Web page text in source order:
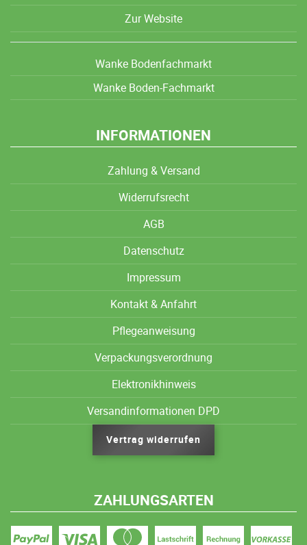
Zur Website
Wanke Bodenfachmarkt
Wanke Boden-Fachmarkt
INFORMATIONEN
Zahlung & Versand
Widerrufsrecht
AGB
Datenschutz
Impressum
Kontakt & Anfahrt
Pflegeanweisung
Verpackungsverordnung
Elektronikhinweis
Versandinformationen DPD
Vertrag widerrufen
ZAHLUNGSARTEN